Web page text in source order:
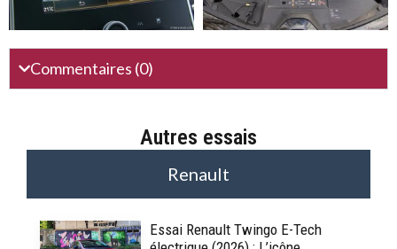
Commentaires (0)
Autres essais
Renault
Essai Renault Twingo E-Tech